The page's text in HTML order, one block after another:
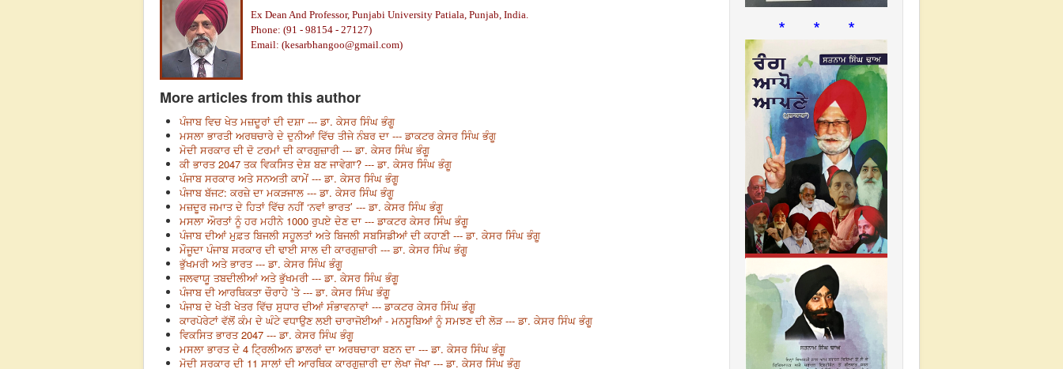
Ex Dean And Professor, Punjabi University Patiala, Punjab, India.
Phone: (91 - 98154 - 27127)
Email: (kesarbhangoo@gmail.com)
More articles from this author
ਪੰਜਾਬ ਵਿਚ ਖੇਤ ਮਜ਼ਦੂਰਾਂ ਦੀ ਦਸ਼ਾ --- ਡਾ. ਕੇਸਰ ਸਿੰਘ ਭੰਗੂ
ਮਸਲਾ ਭਾਰਤੀ ਅਰਥਚਾਰੇ ਦੇ ਦੁਨੀਆਂ ਵਿੱਚ ਤੀਜੇ ਨੰਬਰ ਦਾ --- ਡਾਕਟਰ ਕੇਸਰ ਸਿੰਘ ਭੰਗੂ
ਮੋਦੀ ਸਰਕਾਰ ਦੀ ਦੋ ਟਰਮਾਂ ਦੀ ਕਾਰਗੁਜ਼ਾਰੀ --- ਡਾ. ਕੇਸਰ ਸਿੰਘ ਭੰਗੂ
ਕੀ ਭਾਰਤ 2047 ਤਕ ਵਿਕਸਿਤ ਦੇਸ਼ ਬਣ ਜਾਵੇਗਾ? --- ਡਾ. ਕੇਸਰ ਸਿੰਘ ਭੰਗੂ
ਪੰਜਾਬ ਸਰਕਾਰ ਅਤੇ ਸਨਅਤੀ ਕਾਮੇਂ --- ਡਾ. ਕੇਸਰ ਸਿੰਘ ਭੰਗੂ
ਪੰਜਾਬ ਬੱਜਟ: ਕਰਜ਼ੇ ਦਾ ਮਕੜਜਾਲ --- ਡਾ. ਕੇਸਰ ਸਿੰਘ ਭੰਗੂ
ਮਜ਼ਦੂਰ ਜਮਾਤ ਦੇ ਹਿਤਾਂ ਵਿੱਚ ਨਹੀਂ ‘ਨਵਾਂ ਭਾਰਤ’ --- ਡਾ. ਕੇਸਰ ਸਿੰਘ ਭੰਗੂ
ਮਸਲਾ ਔਰਤਾਂ ਨੂੰ ਹਰ ਮਹੀਨੇ 1000 ਰੁਪਏ ਦੇਣ ਦਾ --- ਡਾਕਟਰ ਕੇਸਰ ਸਿੰਘ ਭੰਗੂ
ਪੰਜਾਬ ਦੀਆਂ ਮੁਫ਼ਤ ਬਿਜਲੀ ਸਹੂਲਤਾਂ ਅਤੇ ਬਿਜਲੀ ਸਬਸਿਡੀਆਂ ਦੀ ਕਹਾਣੀ --- ਡਾ. ਕੇਸਰ ਸਿੰਘ ਭੰਗੂ
ਮੌਜੂਦਾ ਪੰਜਾਬ ਸਰਕਾਰ ਦੀ ਢਾਈ ਸਾਲ ਦੀ ਕਾਰਗੁਜ਼ਾਰੀ --- ਡਾ. ਕੇਸਰ ਸਿੰਘ ਭੰਗੂ
ਭੁੱਖਮਰੀ ਅਤੇ ਭਾਰਤ --- ਡਾ. ਕੇਸਰ ਸਿੰਘ ਭੰਗੂ
ਜਲਵਾਯੂ ਤਬਦੀਲੀਆਂ ਅਤੇ ਭੁੱਖਮਰੀ --- ਡਾ. ਕੇਸਰ ਸਿੰਘ ਭੰਗੂ
ਪੰਜਾਬ ਦੀ ਆਰਥਿਕਤਾ ਚੌਰਾਹੇ ’ਤੇ --- ਡਾ. ਕੇਸਰ ਸਿੰਘ ਭੰਗੂ
ਪੰਜਾਬ ਦੇ ਖੇਤੀ ਖੇਤਰ ਵਿੱਚ ਸੁਧਾਰ ਦੀਆਂ ਸੰਭਾਵਨਾਵਾਂ --- ਡਾਕਟਰ ਕੇਸਰ ਸਿੰਘ ਭੰਗੂ
ਕਾਰਪੋਰੇਟਾਂ ਵੱਲੋਂ ਕੰਮ ਦੇ ਘੰਟੇ ਵਧਾਉਣ ਲਈ ਚਾਰਾਜੋਈਆਂ - ਮਨਸੂਬਿਆਂ ਨੂੰ ਸਮਝਣ ਦੀ ਲੋੜ --- ਡਾ. ਕੇਸਰ ਸਿੰਘ ਭੰਗੂ
ਵਿਕਸਿਤ ਭਾਰਤ 2047 --- ਡਾ. ਕੇਸਰ ਸਿੰਘ ਭੰਗੂ
ਮਸਲਾ ਭਾਰਤ ਦੇ 4 ਟ੍ਰਿਲੀਅਨ ਡਾਲਰਾਂ ਦਾ ਅਰਥਚਾਰਾ ਬਣਨ ਦਾ --- ਡਾ. ਕੇਸਰ ਸਿੰਘ ਭੰਗੂ
ਮੋਦੀ ਸਰਕਾਰ ਦੀ 11 ਸਾਲਾਂ ਦੀ ਆਰਥਿਕ ਕਾਰਗੁਜ਼ਾਰੀ ਦਾ ਲੇਖਾ ਜੋਖਾ --- ਡਾ. ਕੇਸਰ ਸਿੰਘ ਭੰਗੂ
* * *